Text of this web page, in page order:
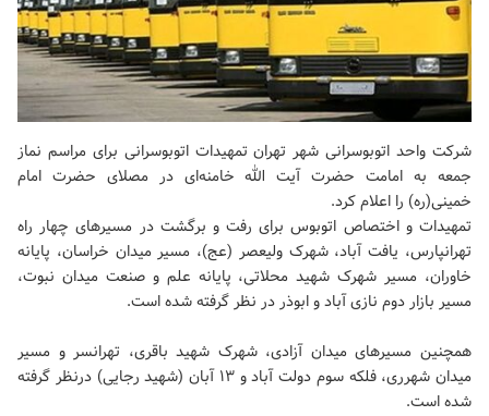
شرکت واحد اتوبوسرانی شهر تهران تمهیدات اتوبوسرانی برای مراسم نماز
جمعه به امامت حضرت آیت الله خامنه‌ای در مصلای حضرت امام
خمینی(ره) را اعلام کرد.
تمهیدات و اختصاص اتوبوس برای رفت و برگشت در مسیرهای چهار راه
تهرانپارس، یافت آباد، شهرک ولیعصر (عج)، مسیر میدان خراسان، پایانه
خاوران، مسیر شهرک شهید محلاتی، پایانه علم و صنعت میدان نبوت،
مسیر بازار دوم نازی آباد و ابوذر در نظر گرفته شده است.
همچنین مسیرهای میدان آزادی، شهرک شهید باقری، تهرانسر و مسیر
میدان شهرری، فلکه سوم دولت آباد و ۱۳ آبان (شهید رجایی) درنظر گرفته
شده است.